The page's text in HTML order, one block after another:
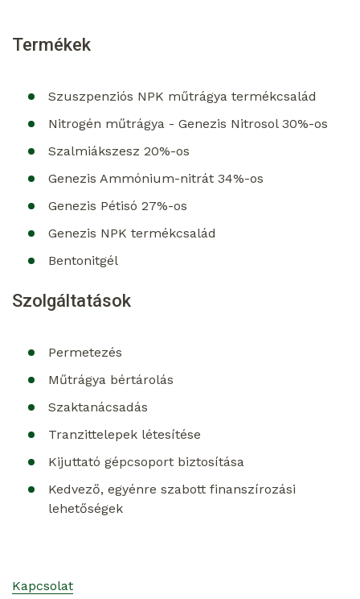
Termékek
Szuszpenziós NPK műtrágya termékcsalád
Nitrogén műtrágya - Genezis Nitrosol 30%-os
Szalmiákszesz 20%-os
Genezis Ammónium-nitrát 34%-os
Genezis Pétisó 27%-os
Genezis NPK termékcsalád
Bentonitgél
Szolgáltatások
Permetezés
Műtrágya bértárolás
Szaktanácsadás
Tranzittelepek létesítése
Kijuttató gépcsoport biztosítása
Kedvező, egyénre szabott finanszírozási
lehetőségek
Kapcsolat